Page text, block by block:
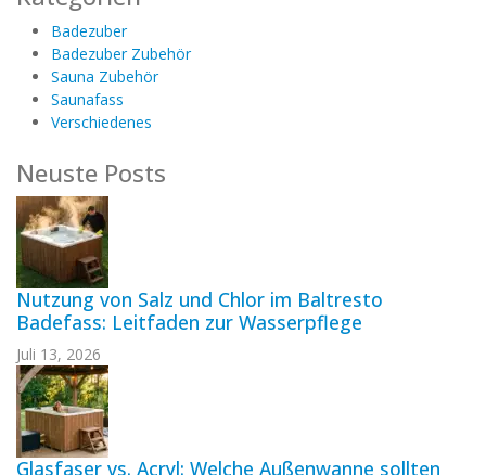
Badezuber
Badezuber Zubehör
Sauna Zubehör
Saunafass
Verschiedenes
Neuste Posts
Nutzung von Salz und Chlor im Baltresto
Badefass: Leitfaden zur Wasserpflege
Juli 13, 2026
Glasfaser vs. Acryl: Welche Außenwanne sollten